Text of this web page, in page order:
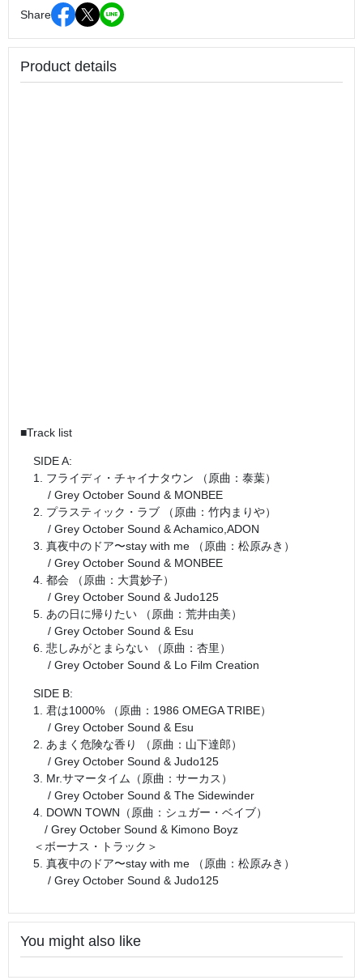
Share
Product details
■Track list
SIDE A:
1. フライディ・チャイナタウン （原曲：泰葉）
/ Grey October Sound & MONBEE
2. プラスティック・ラブ （原曲：竹内まりや）
/ Grey October Sound & Achamico,ADON
3. 真夜中のドア〜stay with me （原曲：松原みき）
/ Grey October Sound & MONBEE
4. 都会 （原曲：大貫妙子）
/ Grey October Sound & Judo125
5. あの日に帰りたい （原曲：荒井由美）
/ Grey October Sound & Esu
6. 悲しみがとまらない （原曲：杏里）
/ Grey October Sound & Lo Film Creation
SIDE B:
1. 君は1000% （原曲：1986 OMEGA TRIBE）
/ Grey October Sound & Esu
2. あまく危険な香り （原曲：山下達郎）
/ Grey October Sound & Judo125
3. Mr.サマータイム（原曲：サーカス）
/ Grey October Sound & The Sidewinder
4. DOWN TOWN（原曲：シュガー・ベイブ）
/ Grey October Sound & Kimono Boyz
＜ボーナス・トラック＞
5. 真夜中のドア〜stay with me （原曲：松原みき）
/ Grey October Sound & Judo125
You might also like